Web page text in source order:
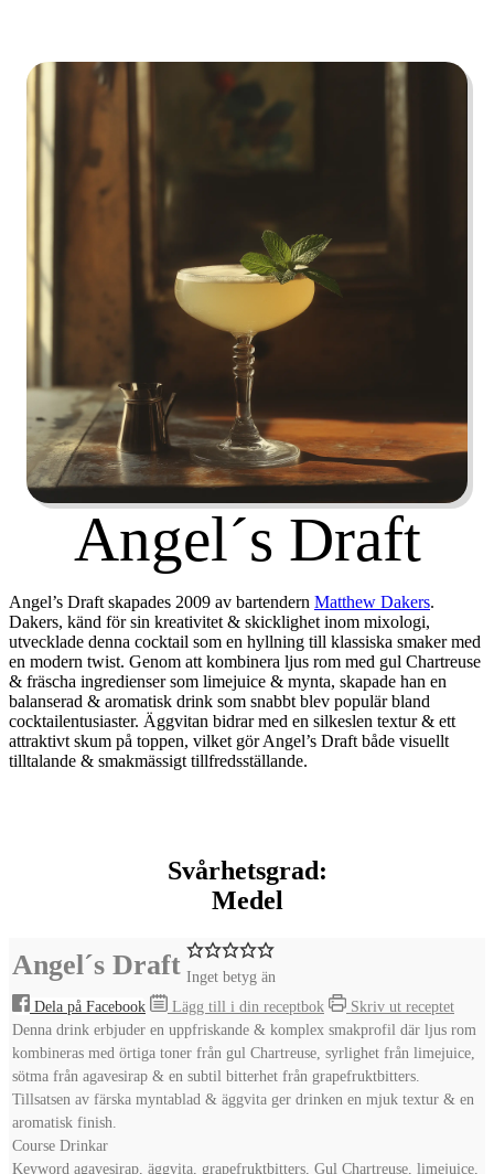
Angel´s Draft
Angel’s Draft skapades 2009 av bartendern Matthew Dakers.
Dakers, känd för sin kreativitet & skicklighet inom mixologi,
utvecklade denna cocktail som en hyllning till klassiska smaker med
en modern twist. Genom att kombinera ljus rom med gul Chartreuse
& fräscha ingredienser som limejuice & mynta, skapade han en
balanserad & aromatisk drink som snabbt blev populär bland
cocktailentusiaster. Äggvitan bidrar med en silkeslen textur & ett
attraktivt skum på toppen, vilket gör Angel’s Draft både visuellt
tilltalande & smakmässigt tillfredsställande.
Svårhetsgrad:
Medel
Angel´s Draft Inget betyg än
Dela på Facebook
Lägg till i din receptbok
Skriv ut receptet
Denna drink erbjuder en uppfriskande & komplex smakprofil där ljus rom
kombineras med örtiga toner från gul Chartreuse, syrlighet från limejuice,
sötma från agavesirap & en subtil bitterhet från grapefruktbitters.
Tillsatsen av färska myntablad & äggvita ger drinken en mjuk textur & en
aromatisk finish.
Course Drinkar
Keyword agavesirap, äggvita, grapefruktbitters, Gul Chartreuse, limejuice,